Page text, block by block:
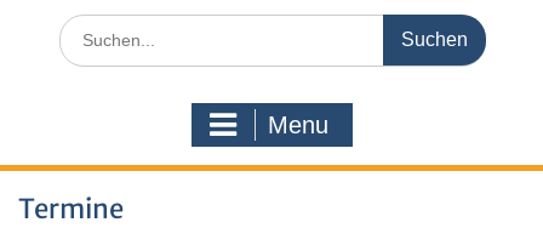
Search
for:
Menu
Termine